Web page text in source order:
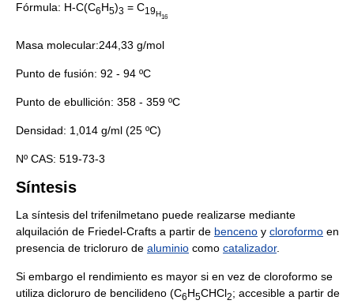
Fórmula: H-C(C6H5)3 = C19H16
Masa molecular:244,33 g/mol
Punto de fusión: 92 - 94 ºC
Punto de ebullición: 358 - 359 ºC
Densidad: 1,014 g/ml (25 ºC)
Nº CAS: 519-73-3
Síntesis
La síntesis del trifenilmetano puede realizarse mediante
alquilación de Friedel-Crafts a partir de benceno y cloroformo en
presencia de tricloruro de aluminio como catalizador.
Si embargo el rendimiento es mayor si en vez de cloroformo se
utiliza dicloruro de bencilideno (C6H5CHCl2; accesible a partir de